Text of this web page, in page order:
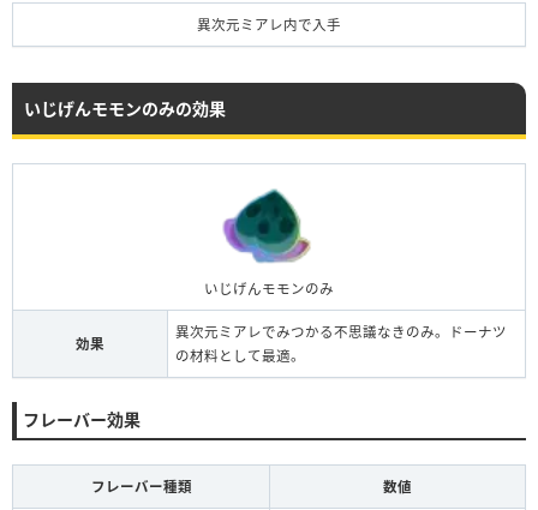
異次元ミアレ内で入手
いじげんモモンのみの効果
いじげんモモンのみ
効果
異次元ミアレでみつかる不思議なきのみ。ドーナツ
の材料として最適。
フレーバー効果
フレーバー種類 数値